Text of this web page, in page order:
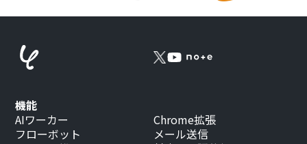
機能
AIワーカー
フローボット
Chrome拡張
メール送信